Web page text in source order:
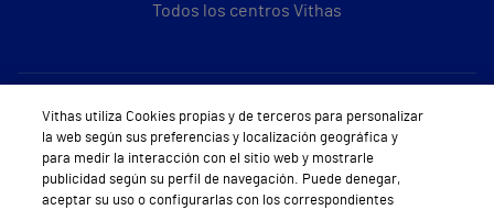
Todos los centros Vithas
Sobre Vithas
Quiénes somos
Trabajar en Vithas
Vithas utiliza Cookies propias y de terceros para personalizar
la web según sus preferencias y localización geográfica y
para medir la interacción con el sitio web y mostrarle
publicidad según su perfil de navegación. Puede denegar,
aceptar su uso o configurarlas con los correspondientes